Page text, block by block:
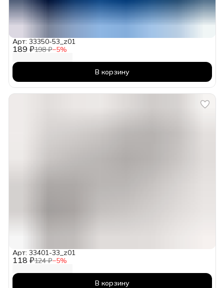
189 ₽198 ₽−5%
Арт: 33350-53_z01
В корзину
118 ₽124 ₽−5%
Арт: 33401-33_z01
В корзину